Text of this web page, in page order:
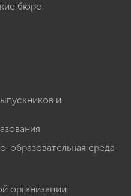
бюро
и
образовательная среда
организации